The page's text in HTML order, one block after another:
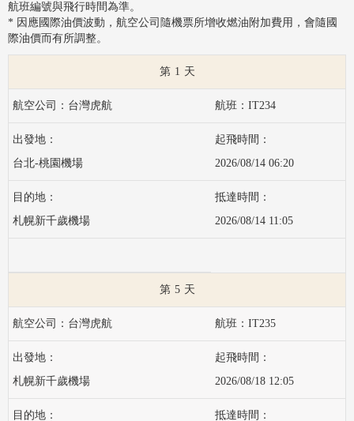
航班編號與飛行時間為準。
* 因應國際油價波動，航空公司隨機票所增收燃油附加費用，會隨國
際油價而有所調整。
1
台灣虎航 IT234
台北-桃園機場 2026/08/14 06:20
札幌新千歲機場 2026/08/14 11:05
5
台灣虎航 IT235
札幌新千歲機場 2026/08/18 12:05